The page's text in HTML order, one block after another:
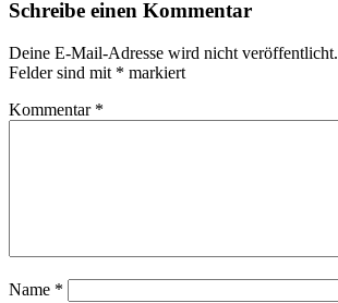
Schreibe einen Kommentar
Deine E-Mail-Adresse wird nicht veröffentlicht.
Felder sind mit * markiert
Kommentar *
Name *